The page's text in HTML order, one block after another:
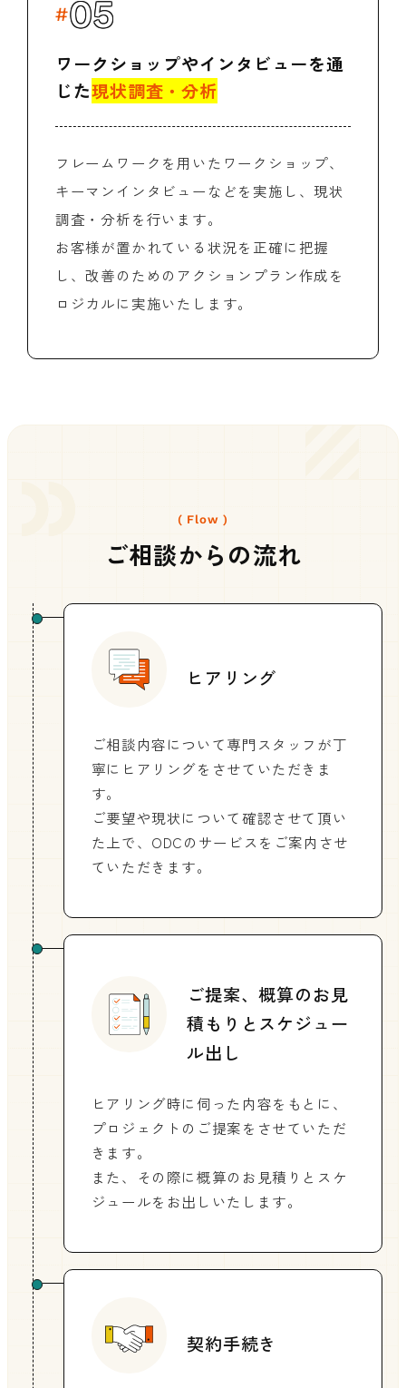
05
ワークショップやインタビューを通
じた現状調査・分析
フレームワークを用いたワークショップ、
キーマンインタビューなどを実施し、現状
調査・分析を行います。
お客様が置かれている状況を正確に把握
し、改善のためのアクションプラン作成を
ロジカルに実施いたします。
( Flow )
ご相談からの流れ
ヒアリング
ご相談内容について専門スタッフが丁
寧にヒアリングをさせていただきま
す。
ご要望や現状について確認させて頂い
た上で、ODCのサービスをご案内させ
ていただきます。
ご提案、概算のお見
積もりとスケジュー
ル出し
ヒアリング時に伺った内容をもとに、
プロジェクトのご提案をさせていただ
きます。
また、その際に概算のお見積りとスケ
ジュールをお出しいたします。
契約手続き